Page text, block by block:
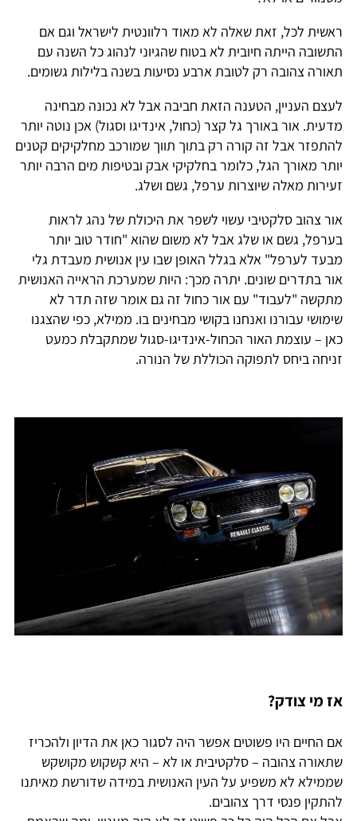
ראשית לכל, זאת שאלה לא מאוד רלוונטית לישראל וגם אם
התשובה הייתה חיובית לא בטוח שהגיוני לנהוג כל השנה עם
תאורה צהובה רק לטובת ארבע נסיעות בשנה בלילות גשומים.
לעצם העניין, הטענה הזאת חביבה אבל לא נכונה מבחינה
מדעית. אור באורך גל קצר (כחול, אינדיגו וסגול) אכן נוטה יותר
להתפזר אבל זה קורה רק בתוך תווך שמורכב מחלקיקים קטנים
יותר מאורך הגל, כלומר בחלקיקי אבק ובטיפות מים הרבה יותר
זעירות מאלה שיוצרות ערפל, גשם ושלג.
אור צהוב סלקטיבי עשוי לשפר את היכולת של נהג לראות
בערפל, גשם או שלג אבל לא משום שהוא "חודר טוב יותר
מבעד לערפל" אלא בגלל האופן שבו עין אנושית מעבדת גלי
אור בתדרים שונים. יתרה מכך: היות שמערכת הראייה האנושית
מתקשה "לעבוד" עם אור כחול זה גם אומר שזה תדר לא
שימושי עבורנו ואנחנו בקושי מבחינים בו. ממילא, כפי שהצגנו
כאן – עוצמת האור הכחול-אינדיגו-סגול שמתקבלת כמעט
זניחה ביחס לתפוקה הכוללת של הנורה.
אז מי צודק?
אם החיים היו פשוטים אפשר היה לסגור כאן את הדיון ולהכריז
שתאורה צהובה – סלקטיבית או לא – היא קשקוש מקושקש
שממילא לא משפיע על העין האנושית במידה שדורשת מאיתנו
להתקין פנסי דרך צהובים.